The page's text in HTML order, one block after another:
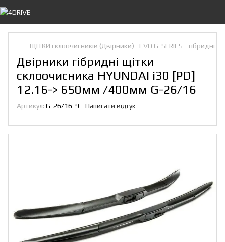
ЩІТКИ склоочисників (Двірники) EVO G-SERIES - гібридні
Двірники гібридні щітки
склоочисника HYUNDAI i30 [PD]
12.16-> 650мм /400мм G-26/16
Артикул: G-26/16-9 Написати відгук